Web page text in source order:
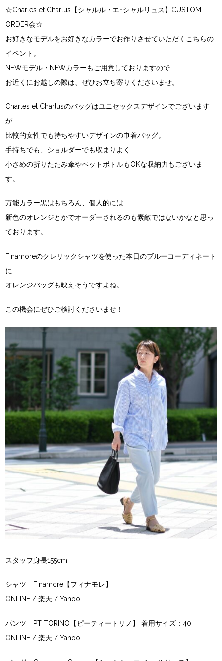
☆Charles et Charlus【シャルル・エ･シャルリュス】CUSTOM
ORDER会☆
お好きなモデルをお好きなカラーでお作りさせていただくこちらの
イベント。
NEWモデル・NEWカラーもご用意しておりますので
お近くにお越しの際は、ぜひお立ち寄りくださいませ。
Charles et Charlusのバッグはユニセックスデザインでございます
が
比較的女性でも持ちやすいデザインの巾着バッグ。
手持ちでも、ショルダーでも収まりよく
小さめの折りたたみ傘やペットボトルもOKな収納力もございま
す。
万能カラー黒はもちろん、個人的には
新色のオレンジとかでオーダーされるのも素敵ではないかなと思っ
ております。
Finamoreのクレリックシャツを使った本日のブルーコーディネート
に
オレンジバッグも映えそうですよね。
この機会にぜひご検討くださいませ！
スタッフ身長155cm
シャツ Finamore【フィナモレ】
ONLINE / 楽天 / Yahoo!
パンツ PT TORINO【ピーティートリノ】 着用サイズ：40
ONLINE /楽天 /Yahoo!